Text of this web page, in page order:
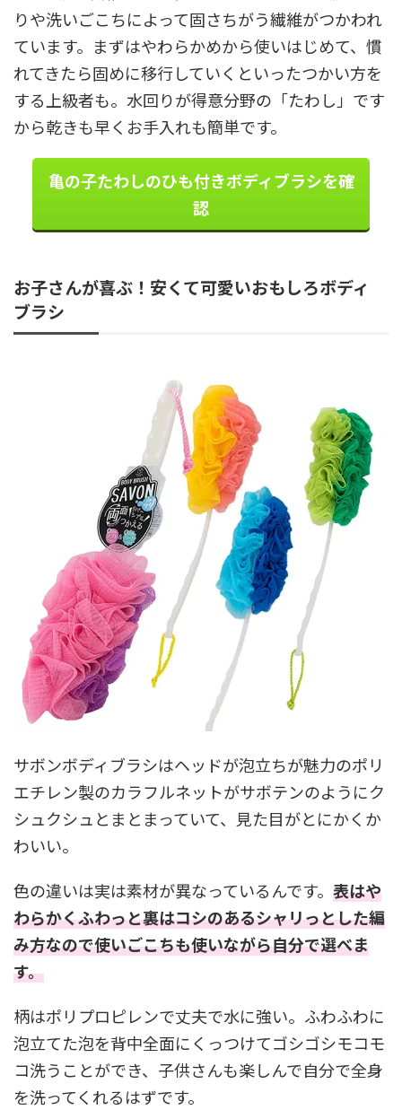
りや洗いごこちによって固さちがう繊維がつかわれ
ています。まずはやわらかめから使いはじめて、慣
れてきたら固めに移行していくといったつかい方を
する上級者も。水回りが得意分野の「たわし」です
から乾きも早くお手入れも簡単です。
亀の子たわしのひも付きボディブラシを確
認
お子さんが喜ぶ！安くて可愛いおもしろボディ
ブラシ
サボンボディブラシはヘッドが泡立ちが魅力のポリ
エチレン製のカラフルネットがサボテンのようにク
シュクシュとまとまっていて、見た目がとにかくか
わいい。
色の違いは実は素材が異なっているんです。 表はや
わらかくふわっと裏はコシのあるシャリっとした編
み方なので使いごこちも使いながら自分で選べま
す。
柄はポリプロピレンで丈夫で水に強い。ふわふわに
泡立てた泡を背中全面にくっつけてゴシゴシモコモ
コ洗うことができ、子供さんも楽しんで自分で全身
を洗ってくれるはずです。